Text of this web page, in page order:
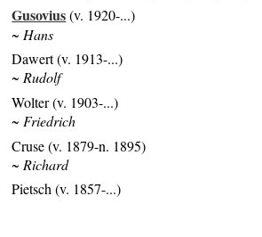
Gusovius(v. 1920-...)
~ Hans
Dawert (v. 1913-...)
~ Rudolf
Wolter (v. 1903-...)
~ Friedrich
Cruse (v. 1879-n. 1895)
~ Richard
Pietsch (v. 1857-...)